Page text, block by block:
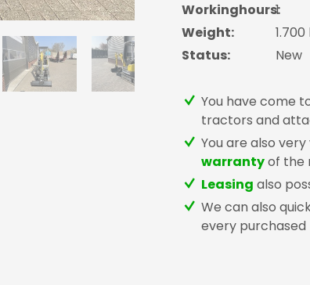
Workinghours:
1
Weight:
1.700
Status:
New
You have come
tractors and
You are also
warrantyof the
Leasing also
We can also
every